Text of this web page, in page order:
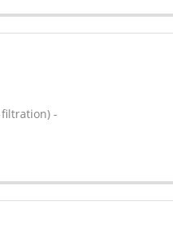
-